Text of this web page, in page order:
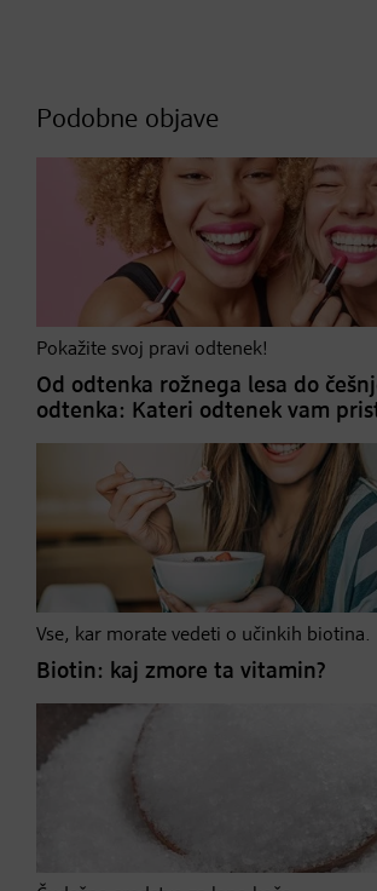
Podobne objave
Pokažite svoj pravi odtenek!
Od odtenka rožnega lesa do
odtenka: Kateri odtenek vam
Vse, kar morate vedeti o učinkih biotina.
Biotin: kaj zmore ta vitamin?